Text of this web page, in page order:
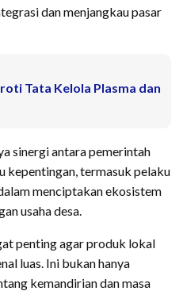
dan menjangkau pasar
Tata Kelola Plasma dan
sinergi antara pemerintah
kepentingan, termasuk pelaku
menciptakan ekosistem
usaha desa.
penting agar produk lokal
luas. Ini bukan hanya
kemandirian dan masa